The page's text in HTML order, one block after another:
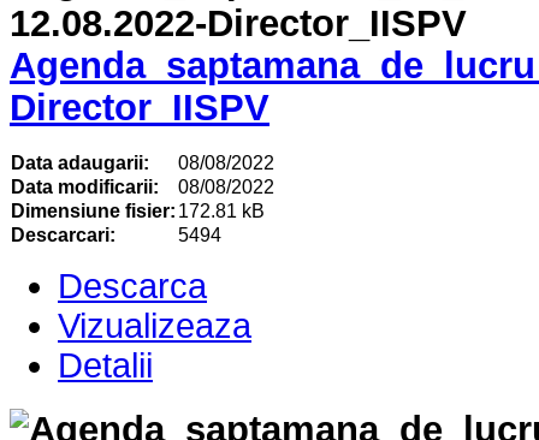
Director_IISPV
Data adaugarii:
08/08/2022
Data modificarii:
08/08/2022
Dimensiune fisier: 172.81 kB
Descarcari:
5494
Descarca
Vizualizeaza
Detalii